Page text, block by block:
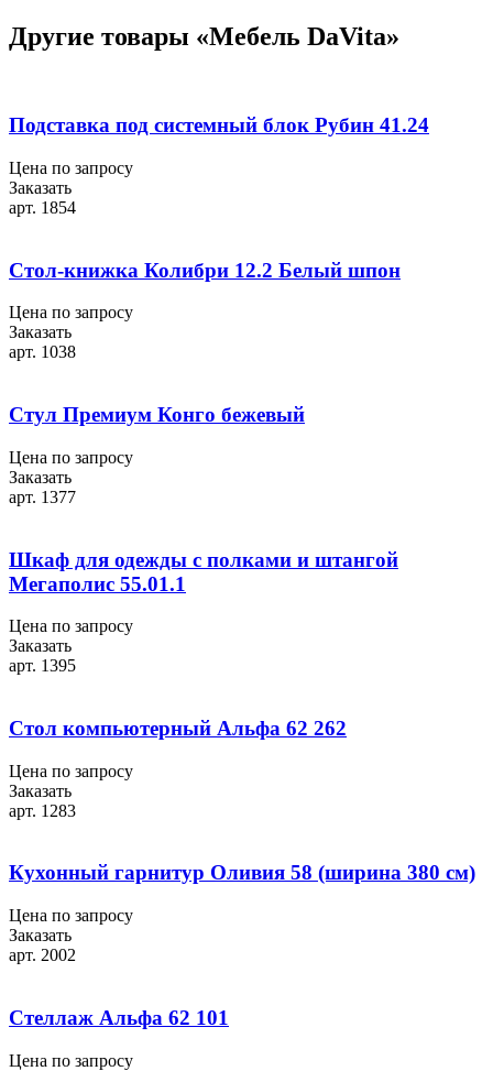
Другие товары «Мебель DaVita»
Подставка под системный блок Рубин 41.24
Цена по запросу
Заказать
арт. 1854
Стол-книжка Колибри 12.2 Белый шпон
Цена по запросу
Заказать
арт. 1038
Стул Премиум Конго бежевый
Цена по запросу
Заказать
арт. 1377
Шкаф для одежды с полками и штангой
Мегаполис 55.01.1
Цена по запросу
Заказать
арт. 1395
Стол компьютерный Альфа 62 262
Цена по запросу
Заказать
арт. 1283
Кухонный гарнитур Оливия 58 (ширина 380 см)
Цена по запросу
Заказать
арт. 2002
Стеллаж Альфа 62 101
Цена по запросу